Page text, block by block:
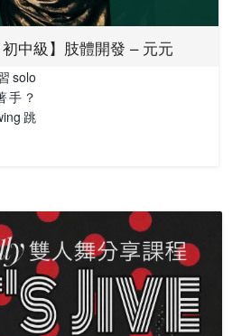
初中級】肢體開發 – 元元
solo
手？
跳